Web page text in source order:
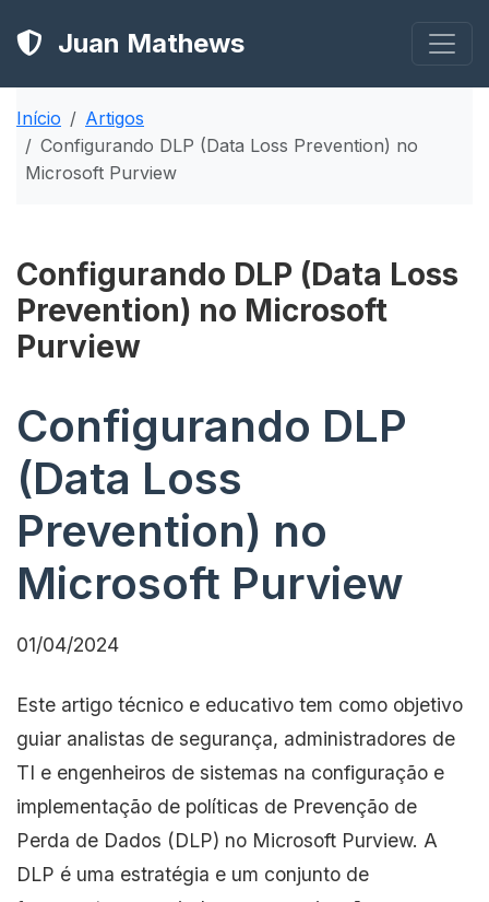
Juan Mathews
Início
Artigos
Configurando DLP (Data Loss Prevention) no
Microsoft Purview
Configurando DLP (Data Loss
Prevention) no Microsoft
Purview
Configurando DLP
(Data Loss
Prevention) no
Microsoft Purview
01/04/2024
Este artigo técnico e educativo tem como objetivo
guiar analistas de segurança, administradores de
TI e engenheiros de sistemas na configuração e
implementação de políticas de Prevenção de
Perda de Dados (DLP) no Microsoft Purview. A
DLP é uma estratégia e um conjunto de